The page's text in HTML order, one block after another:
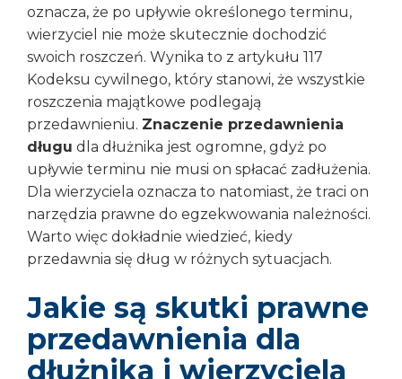
oznacza, że po upływie określonego terminu,
wierzyciel nie może skutecznie dochodzić
swoich roszczeń. Wynika to z artykułu 117
Kodeksu cywilnego, który stanowi, że wszystkie
roszczenia majątkowe podlegają
przedawnieniu. Znaczenie przedawnienia
długu dla dłużnika jest ogromne, gdyż po
upływie terminu nie musi on spłacać zadłużenia.
Dla wierzyciela oznacza to natomiast, że traci on
narzędzia prawne do egzekwowania należności.
Warto więc dokładnie wiedzieć, kiedy
przedawnia się dług w różnych sytuacjach.
Jakie są skutki prawne
przedawnienia dla
dłużnika i wierzyciela